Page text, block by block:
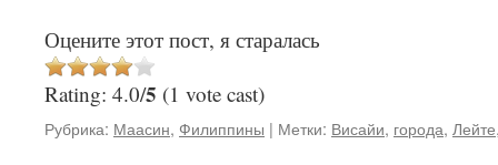
Оцените этот пост, я старалась
Rating: 4.0/5 (1 vote cast)
Рубрика: Маасин, Филиппины | Метки: Висайи, города, Лейте